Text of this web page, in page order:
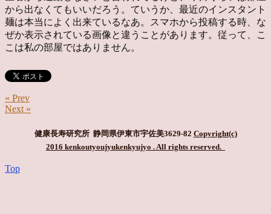
から出なくてもいいだろう。ていうか、最近のインスタ ント
麺は本当によく出来ているなあ。スマホから投稿する時、な
ぜか表示されている画像と違うことがあります。従って、こ
こは私の部屋ではありません。
« Prev
Next »
健康長寿研究所 静岡県伊東市宇佐美3629-82 Copyright(c)
2016 kenkoutyoujyukenkyujyo . All rights reserved.
Top